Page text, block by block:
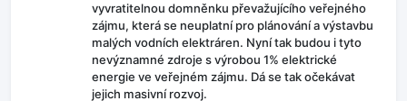
vyvratitelnou domněnku převažujícího veřejného
zájmu, která se neuplatní pro plánování a výstavbu
malých vodních elektráren. Nyní tak budou i tyto
nevýznamné zdroje s výrobou 1% elektrické
energie ve veřejném zájmu. Dá se tak očekávat
jejich masivní rozvoj.